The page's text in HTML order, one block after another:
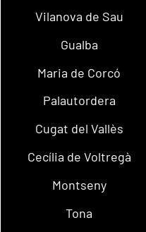
Vilanova de Sau
Gualba
Maria de Corcó
Palautordera
Cugat del Vallès
Cecília de Voltregà
Montseny
Tona